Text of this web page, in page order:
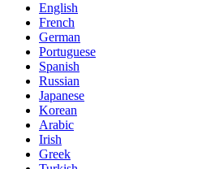
English
French
German
Portuguese
Spanish
Russian
Japanese
Korean
Arabic
Irish
Greek